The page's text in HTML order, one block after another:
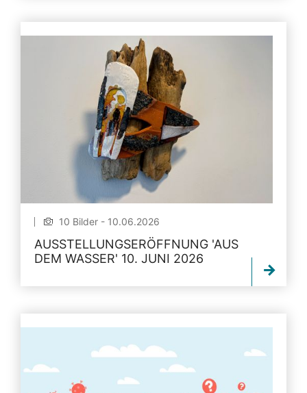
10 Bilder - 10.06.2026
AUSSTELLUNGSERÖFFNUNG 'AUS
DEM WASSER' 10. JUNI 2026